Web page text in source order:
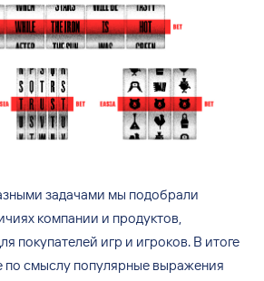
задачами мы подобрали
компании и продуктов,
покупателей игр и игроков. В итоге
по смыслу популярные выражения